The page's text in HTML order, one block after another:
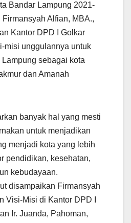
Bandar Lampung 2021-
Firmansyah Alfian, MBA.,
Kantor DPD I Golkar
misi unggulannya untuk
sebagai kota
dan Amanah
banyak hal yang mesti
untuk menjadikan
menjadi kota yang lebih
pendidikan, kesehatan,
kebudayaan.
disampaikan Firmansyah
Visi-Misi di Kantor DPD I
Ir. Juanda, Pahoman,